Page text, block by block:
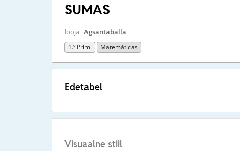
SUMAS
looja Agsantaballa
1.º Prim. Matemáticas
Edetabel
Visuaalne stiil